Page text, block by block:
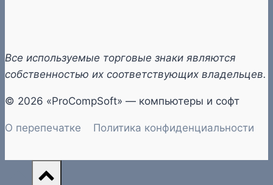
Все используемые торговые знаки являются
собственностью их соответствующих владельцев.
© 2026 «ProCompSoft» — компьютеры и софт
О перепечатке Политика конфиденциальности